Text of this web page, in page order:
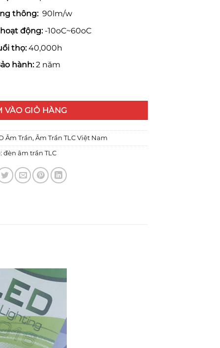
thông:90lm/w
động:-10oC~60oC
thọ:40,000h
hành:2 năm
đúc 7W số lượng
VÀO GIỎ HÀNG
Âm Trần, Âm Trần TLC Việt Nam
đèn âm trần TLC